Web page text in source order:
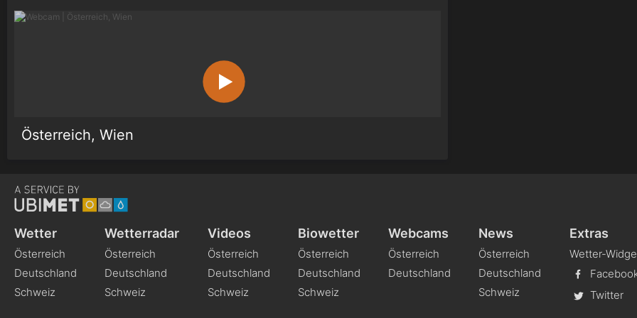
Österreich, Wien
Wetter
Österreich
Deutschland
Schweiz
Wetterradar
Österreich
Deutschland
Schweiz
Videos
Österreich
Deutschland
Schweiz
Biowetter
Österreich
Deutschland
Schweiz
Webcams
Österreich
Deutschland
News
Österreich
Deutschland
Schweiz
Extras
Wetter-
Twitter